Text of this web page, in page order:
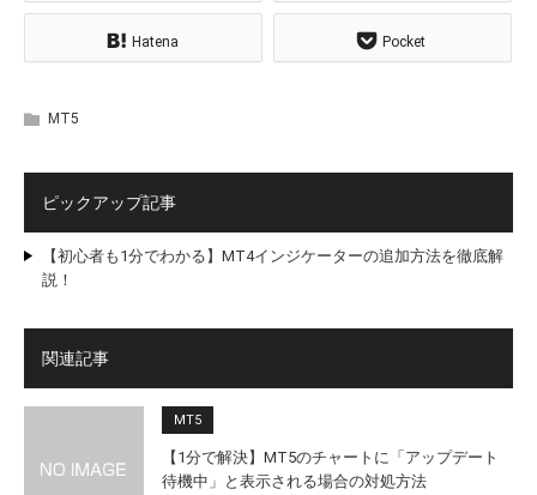
Hatena Pocket
MT5
ピックアップ記事
【初心者も1分でわかる】MT4インジケーターの追加方法を徹底解
説！
関連記事
MT5
【1分で解決】MT5のチャートに「アップデート
待機中」と表示される場合の対処方法